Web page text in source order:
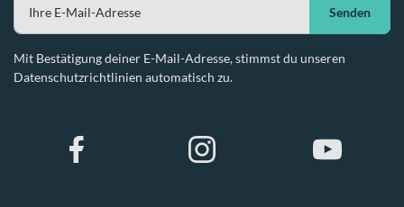
Senden
Mit Bestätigung deiner E-Mail-Adresse, stimmst du unseren
Datenschutzrichtlinien automatisch zu.